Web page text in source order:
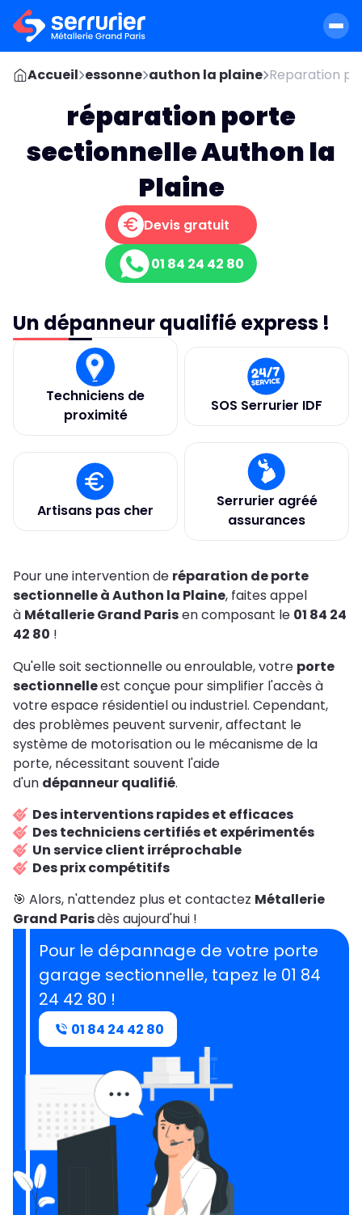
Accueil essonne authon la plaine Reparation
réparation porte
sectionnelle Authon la
Plaine
Devis gratuit
01 84 24 42 80
Un dépanneur qualifié express !
Techniciens de
proximité
SOS Serrurier IDF
Artisans pas cher
Serrurier agréé
assurances
Pour une intervention de réparation de porte
sectionnelle à Authon la Plaine, faites appel
à Métallerie Grand Parisen composant le 01 84 24
42 80 !
Qu'elle soit sectionnelle ou enroulable, votre porte
sectionnelleest conçue pour simplifier l'accès à
votre espace résidentiel ou industriel. Cependant,
des problèmes peuvent survenir, affectant le
système de motorisation ou le mécanisme de la
porte, nécessitant souvent l'aide
d'un dépanneur qualifié.
Des interventions rapides et efficaces
Des techniciens certifiés et expérimentés
Un service client irréprochable
Des prix compétitifs
🎯 Alors, n'attendez plus et contactez Métallerie
Grand Parisdès aujourd'hui !
Pour le dépannage de votre porte
garage sectionnelle, tapez le 01 84
24 42 80 !
01 84 24 42 80